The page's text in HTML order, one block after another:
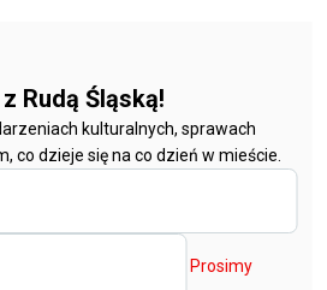
Rudą Śląską!
kulturalnych, sprawach
co dzieje się na co dzień w mieście.
Prosimy